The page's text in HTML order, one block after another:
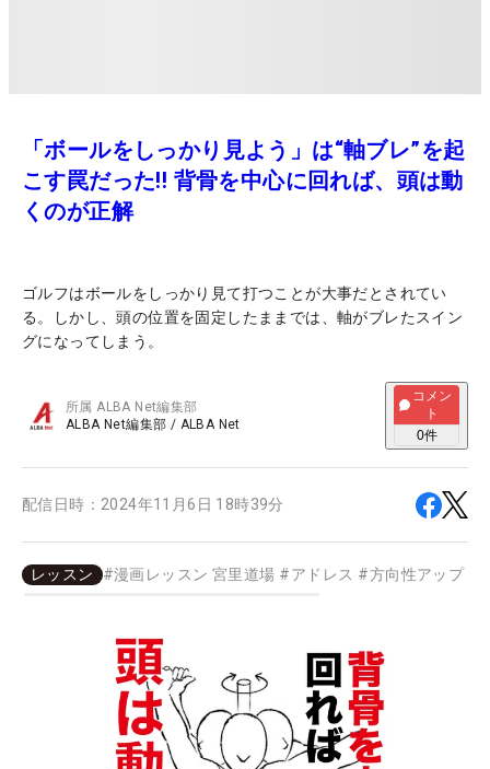
「ボールをしっかり見よう」は“軸ブレ”を起
こす罠だった!! 背骨を中心に回れば、頭は動
くのが正解
ゴルフはボールをしっかり見て打つことが大事だとされてい
る。しかし、頭の位置を固定したままでは、軸がブレたスイン
グになってしまう。
所属ALBA Net編集部
ALBA Net編集部 / ALBA Net
コメン
ト
0件
配信日時： 2024年11月6日 18時39分
レッスン #漫画レッスン 宮里道場 #アドレス #方向性アップ